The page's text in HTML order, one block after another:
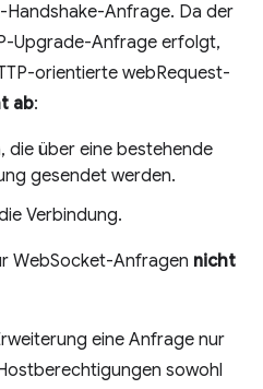
Anfrage. Da der
Upgrade-Anfrage erfolgt,
orientierte webRequest-
ab:
die über eine bestehende
gesendet werden.
Verbindung.
WebSocket-Anfragen nicht
eine Anfrage nur
sowohl